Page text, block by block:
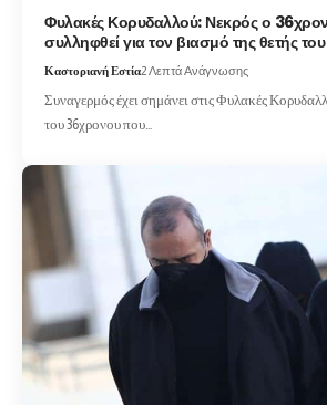
Φυλακές Κορυδαλλού: Νεκρός ο
συλληφθεί για τον βιασμό της θετής
Καστοριανή Εστία2 Λεπτά Ανάγνωσης
Συναγερμός έχει σημάνει στις Φυλακές
του 36χρονου που…